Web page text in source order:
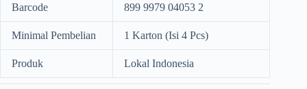
Barcode 899 9979 04053 2
Minimal Pembelian 1 Karton (Isi 4 Pcs)
Produk Lokal Indonesia